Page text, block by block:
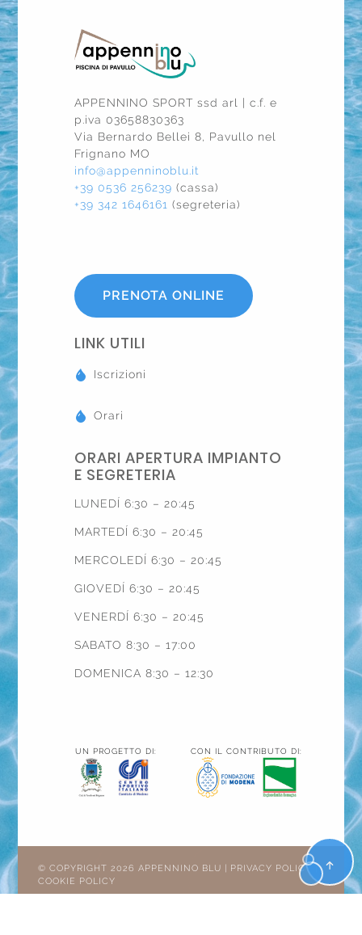
APPENNINO SPORT ssd arl | c.f. e
p.iva 03658830363
Via Bernardo Bellei 8, Pavullo nel
Frignano MO
info@appenninoblu.it
+39 0536 256239 (cassa)
+39 342 1646161 (segreteria)
PRENOTA ONLINE
LINK UTILI
Iscrizioni
Orari
ORARI APERTURA IMPIANTO
E SEGRETERIA
LUNEDÍ 6:30 – 20:45
MARTEDÍ 6:30 – 20:45
MERCOLEDÍ 6:30 – 20:45
GIOVEDÍ 6:30 – 20:45
VENERDÍ 6:30 – 20:45
SABATO 8:30 – 17:00
DOMENICA 8:30 – 12:30
UN PROGETTO DI: CON IL CONTRIBUTO DI:
© COPYRIGHT 2026 APPENNINO BLU | PRIVACY POLICY |
COOKIE POLICY